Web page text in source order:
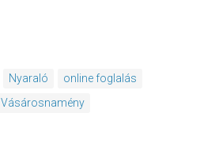
Nyaraló
online foglalás
Vásárosnamény